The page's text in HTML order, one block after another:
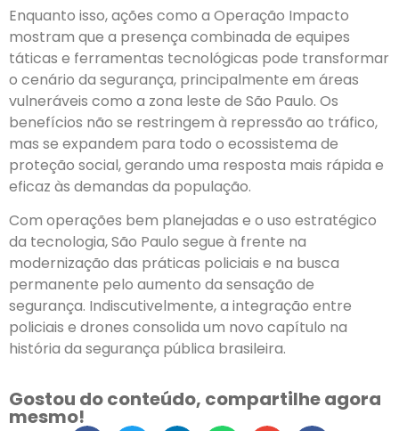
Enquanto isso, ações como a Operação Impacto
mostram que a presença combinada de equipes
táticas e ferramentas tecnológicas pode transformar
o cenário da segurança, principalmente em áreas
vulneráveis como a zona leste de São Paulo. Os
benefícios não se restringem à repressão ao tráfico,
mas se expandem para todo o ecossistema de
proteção social, gerando uma resposta mais rápida e
eficaz às demandas da população.
Com operações bem planejadas e o uso estratégico
da tecnologia, São Paulo segue à frente na
modernização das práticas policiais e na busca
permanente pelo aumento da sensação de
segurança. Indiscutivelmente, a integração entre
policiais e drones consolida um novo capítulo na
história da segurança pública brasileira.
Gostou do conteúdo, compartilhe agora
mesmo!